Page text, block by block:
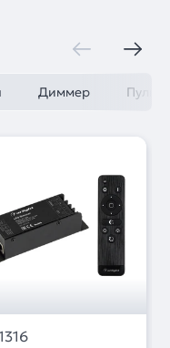
Диммер Пульт